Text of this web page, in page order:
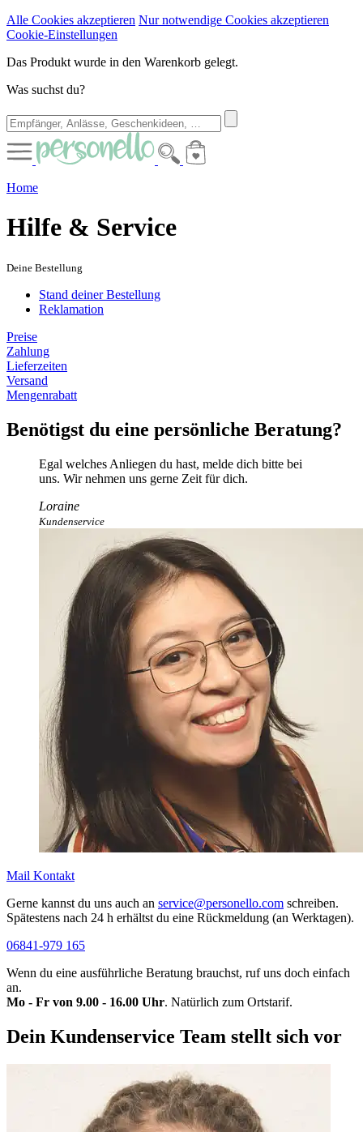
Alle Cookies akzeptieren Nur notwendige Cookies akzeptieren
Cookie-Einstellungen
Das Produkt wurde in den Warenkorb gelegt.
Was suchst du?
Home
Hilfe & Service
Deine Bestellung
Stand deiner Bestellung
Reklamation
Preise
Zahlung
Lieferzeiten
Versand
Mengenrabatt
Benötigst du eine persönliche Beratung?
Egal welches Anliegen du hast, melde dich bitte bei
uns. Wir nehmen uns gerne Zeit für dich.
Loraine
Kundenservice
Mail Kontakt
Gerne kannst du uns auch an service@personello.com schreiben.
Spätestens nach 24 h erhältst du eine Rückmeldung (an Werktagen).
06841-979 165
Wenn du eine ausführliche Beratung brauchst, ruf uns doch einfach
an.
Mo - Fr von 9.00 - 16.00 Uhr. Natürlich zum Ortstarif.
Dein Kundenservice Team stellt sich vor